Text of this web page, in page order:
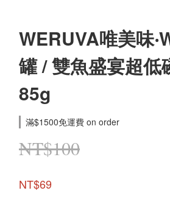
WERUVA唯美味
罐 / 雙魚盛宴超低
85g
滿$1500免運費 on order
NT$100
NT$69